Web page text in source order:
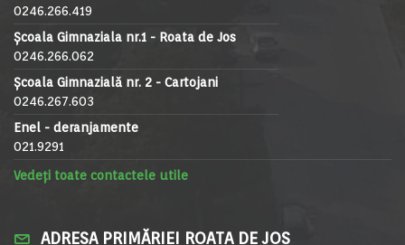
0246.266.419
Școala Gimnaziala nr.1 - Roata de Jos
0246.266.062
Școala Gimnazială nr. 2 - Cartojani
0246.267.603
Enel - deranjamente
021.9291
Vedeți toate contactele utile
ADRESA PRIMĂRIEI ROATA DE JOS